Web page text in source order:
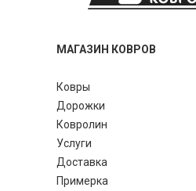
МАГАЗИН КОВРОВ
Ковры
Дорожки
Ковролин
Услуги
Доставка
Примерка